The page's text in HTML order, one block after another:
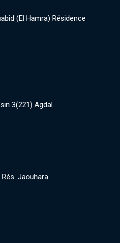
(El Hamra) Résidence
3(221) Agdal
Rés. Jaouhara